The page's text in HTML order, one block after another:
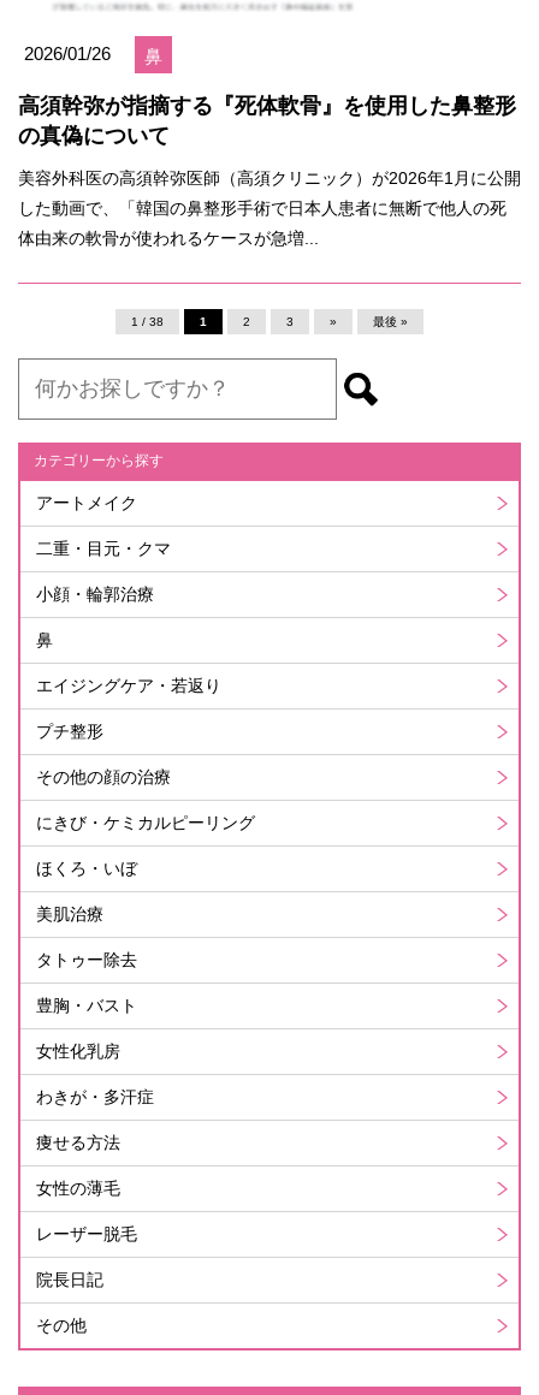
2026/01/26 鼻
高須幹弥が指摘する『死体軟骨』を使用した鼻整形
の真偽について
美容外科医の高須幹弥医師（高須クリニック）が2026年1月に公開
した動画で、「韓国の鼻整形手術で日本人患者に無断で他人の死
体由来の軟骨が使われるケースが急増...
1 / 38 1 2 3 » 最後 »
カテゴリーから探す
アートメイク
二重・目元・クマ
小顔・輪郭治療
鼻
エイジングケア・若返り
プチ整形
その他の顔の治療
にきび・ケミカルピーリング
ほくろ・いぼ
美肌治療
タトゥー除去
豊胸・バスト
女性化乳房
わきが・多汗症
痩せる方法
女性の薄毛
レーザー脱毛
院長日記
その他